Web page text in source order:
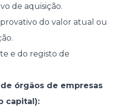
de aquisição.
do valor atual ou
e do registo de
órgãos de empresas
capital):